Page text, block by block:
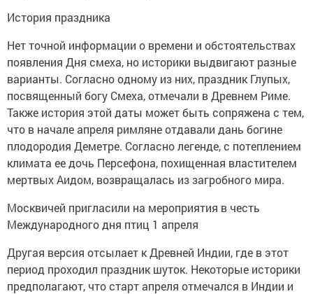
История праздника
Нет точной информации о времени и обстоятельствах
появления Дня смеха, но историки выдвигают разные
варианты. Согласно одному из них, праздник Глупых,
посвященный богу Смеха, отмечали в Древнем Риме.
Также история этой даты может быть сопряжена с тем,
что в начале апреля римляне отдавали дань богине
плодородия Деметре. Согласно легенде, с потеплением
климата ее дочь Персефона, похищенная властителем
мертвых Аидом, возвращалась из загробного мира.
Москвичей пригласили на мероприятия в честь
Международного дня птиц 1 апреля
Другая версия отсылает к Древней Индии, где в этот
период проходил праздник шуток. Некоторые историки
предполагают, что старт апреля отмечался в Индии и